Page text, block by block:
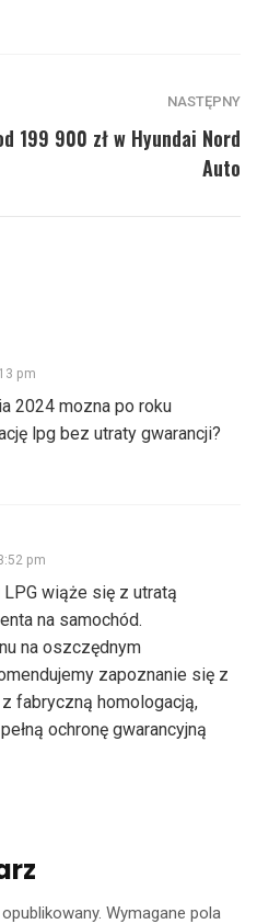
NASTĘPNY
199 900 zł w Hyundai Nord
Auto
pm
2024 mozna po roku
lpg bez utraty gwarancji?
pm
wiąże się z utratą
na samochód.
na oszczędnym
zapoznanie się z
fabryczną homologacją,
ochronę gwarancyjną
Wymagane pola